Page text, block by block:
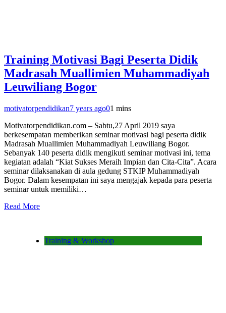
Training Motivasi Bagi Peserta Didik
Madrasah Muallimien Muhammadiyah
Leuwiliang Bogor
motivatorpendidikan7 years ago01 mins
Motivatorpendidikan.com – Sabtu,27 April 2019 saya
berkesempatan memberikan seminar motivasi bagi peserta didik
Madrasah Muallimien Muhammadiyah Leuwiliang Bogor.
Sebanyak 140 peserta didik mengikuti seminar motivasi ini, tema
kegiatan adalah “Kiat Sukses Meraih Impian dan Cita-Cita”. Acara
seminar dilaksanakan di aula gedung STKIP Muhammadiyah
Bogor. Dalam kesempatan ini saya mengajak kepada para peserta
seminar untuk memiliki…
Read More
Training & Workshop